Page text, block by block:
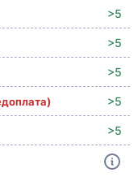
>5
>5
>5
>5
>5